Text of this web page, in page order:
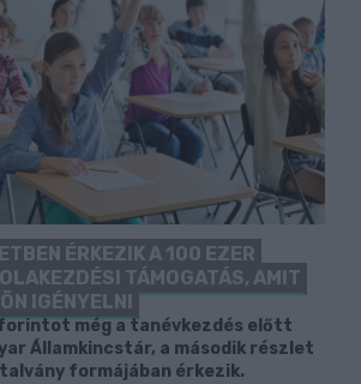
ÉRKEZIK A 100 EZER
TÁMOGATÁS, AMIT
IGÉNYELNI
még a tanévkezdés előtt
Államkincstár, a második részlet
formájában érkezik.